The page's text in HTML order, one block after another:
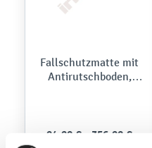
Fallschutzmatte mit
Antirutschboden,
94,90 € - 356,90 €